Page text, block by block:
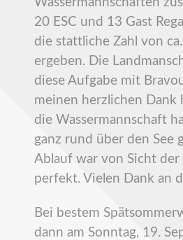
20 ESC und 13 Gast
die stattliche Zahl von
ergeben. Die
diese Aufgabe mit
meinen herzlichen Dank
die Wassermannschaft
ganz rund über den See
Ablauf war von Sicht der
perfekt. Vielen Dank an
Bei bestem
dann am Sonntag, 19.